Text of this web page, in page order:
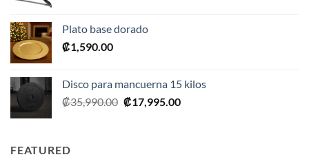
era:
Plato base dorado
₡1,590.00
Disco para mancuerna 15 kilos
₡35,990.00 El
₡17,995.00El
FEATURED